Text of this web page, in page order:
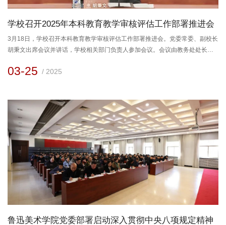
学校召开2025年本科教育教学审核评估工作部署推进会
3月18日，学校召开本科教育教学审核评估工作部署推进会。党委常委、副校长
胡秉文出席会议并讲话，学校相关部门负责人参加会议。会议由教务处处长刘
提高站位，凝聚共识，深刻把握审核评估的战略使命。此次审核评估是对我校
03-25 / 2025
鲁迅美术学院党委部署启动深入贯彻中央八项规定精神